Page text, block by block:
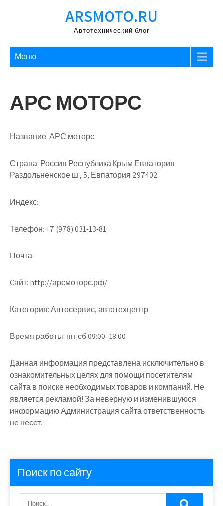
ARSMOTO.RU
Автотехнический блог
Меню
АРС МОТОРС
Название:АРС моторс
Страна: Россия Республика Крым Евпатория
Раздольненское ш., 5, Евпатория 297402
Индекс:
Телефон: +7 (978) 031-13-81
Почта:
Cайт: http://арсмоторс.рф/
Категория:Автосервис, автотехцентр
Время работы: пн-сб 09:00–18:00
Данная информация представлена исключительно в
ознакомительных целях для помощи посетителям
сайта в поиске необходимых товаров и компаний. Не
является рекламой! За неверную и изменившуюся
информацию Администрация сайта ответственность
не несет.
Поиск по сайту